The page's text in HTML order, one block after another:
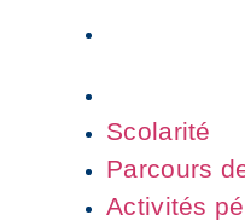
Scolarité
Parcours
Activités